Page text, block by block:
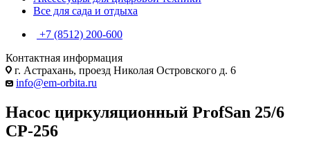
Все для сада и отдыха
+7 (8512) 200-600
Контактная информация
г. Астрахань, проезд Николая Островского д. 6
info@em-orbita.ru
Насос циркуляционный ProfSan 25/6
CP-256